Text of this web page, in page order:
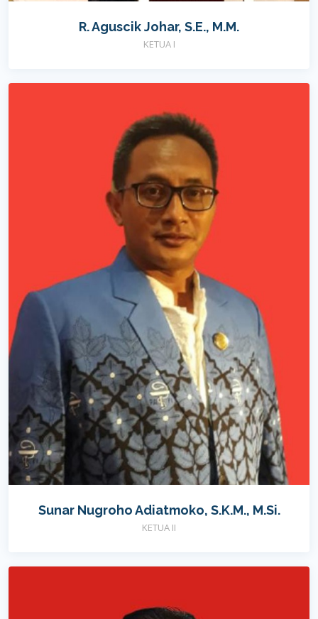
R. Aguscik Johar, S.E., M.M.
KETUA I
Sunar Nugroho Adiatmoko, S.K.M., M.Si.
KETUA II